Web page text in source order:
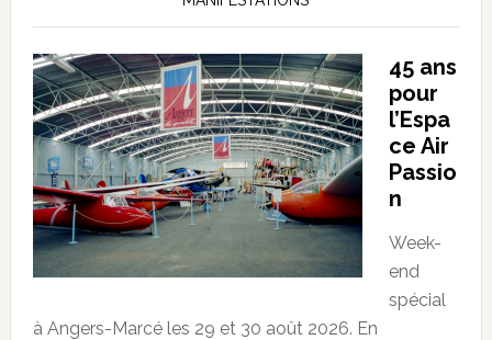
45 ans
pour
l’Espa
ce Air
Passio
n
Week-
end
spécial
à Angers-Marcé les 29 et 30 août 2026. En